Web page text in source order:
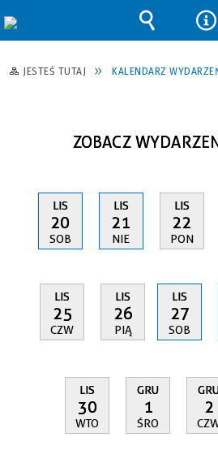
JESTEŚ TUTAJ KALENDARZ
ZOBACZ
LIS
20
SOB
LIS
21
NIE
LIS
22
PON
LIS
25
CZW
LIS
26
PIĄ
LIS
27
SOB
LIS
30
WTO
GRU
1
ŚRO
2